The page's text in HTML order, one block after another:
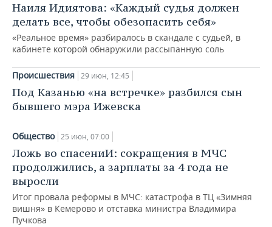
Наиля Идиятова: «Каждый судья должен
делать все, чтобы обезопасить себя»
«Реальное время» разбиралось в скандале с судьей, в
кабинете которой обнаружили рассыпанную соль
Происшествия 29 июн, 12:45
Под Казанью «на встречке» разбился сын
бывшего мэра Ижевска
Общество 25 июн, 07:00
Ложь во спасениИ: сокращения в МЧС
продолжились, а зарплаты за 4 года не
выросли
Итог провала реформы в МЧС: катастрофа в ТЦ «Зимняя
вишня» в Кемерово и отставка министра Владимира
Пучкова